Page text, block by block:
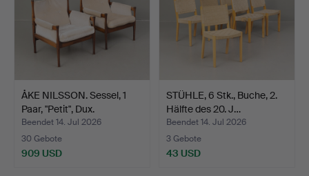
ÅKE NILSSON. Sessel, 1
Paar, "Petit", Dux.
Beendet 14. Jul 2026
30 Gebote
909 USD
STÜHLE, 6 Stk., Buche, 2.
Hälfte des 20. J…
Beendet 14. Jul 2026
3 Gebote
43 USD